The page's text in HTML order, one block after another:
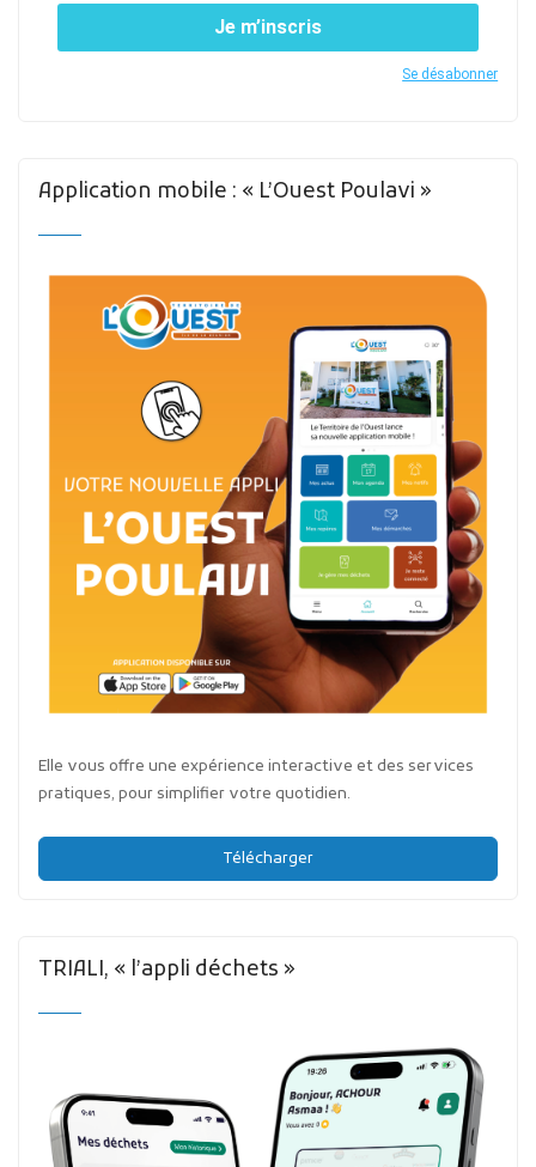
Je m’inscris
Se désabonner
Application mobile : « L’Ouest Poulavi »
Elle vous offre une expérience interactive et des services
pratiques, pour simplifier votre quotidien.
Télécharger
TRIALI, « l’appli déchets »